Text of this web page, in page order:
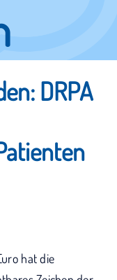
Helfer
DRPA
hat die